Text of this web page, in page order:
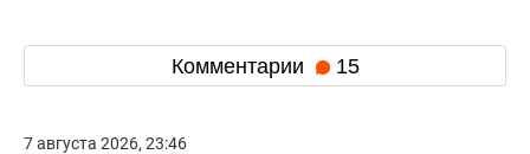
Комментарии 15
7 августа 2026, 23:46